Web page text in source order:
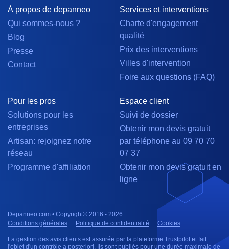
À propos de depanneo
Qui sommes-nous ?
Blog
Presse
Contact
Services et interventions
Charte d'engagement
qualité
Prix des interventions
Villes d'intervention
Foire aux questions (FAQ)
Pour les pros
Solutions pour les
entreprises
Artisan: rejoignez notre
réseau
Programme d'affiliation
Espace client
Suivi de dossier
Obtenir mon devis gratuit
par téléphone au 09 70 70
07 37
Obtenir mon devis gratuit en
ligne
Depanneo.com • Copyright© 2016 - 2026
Conditions générales
Politique de confidentialité Cookies
La gestion des avis clients est assurée par la plateforme Trustpilot et fait
l'objet d'un contrôle a posteriori. Ils sont publiés pour une durée maximale de